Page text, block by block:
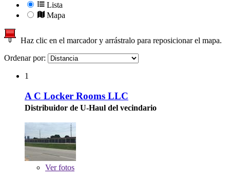
Lista
Mapa
Haz clic en el marcador y arrástralo para reposicionar el mapa.
Ordenar por:
1
A C Locker Rooms LLC
Distribuidor de U-Haul del vecindario
Verfotos